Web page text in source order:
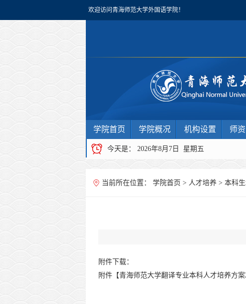
欢迎访问青海师范大学外国语学院！
学院首页 学院概况 机构设置 师
今天是： 2026年8月7日 星期五
当前所在位置： 学院首页 > 人才培养 > 本科
附件下载：
附件【青海师范大学翻译专业本科人才培养方案